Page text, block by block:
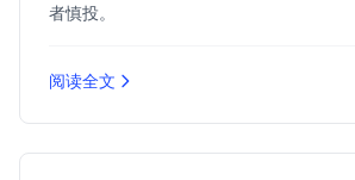
者慎投。
阅读全文